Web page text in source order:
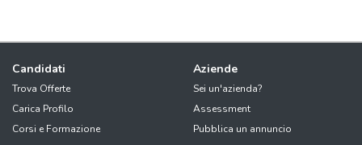
Candidati
Trova Offerte
Carica Profilo
Corsi e Formazione
Aziende
Sei un'azienda?
Assessment
Pubblica un annuncio